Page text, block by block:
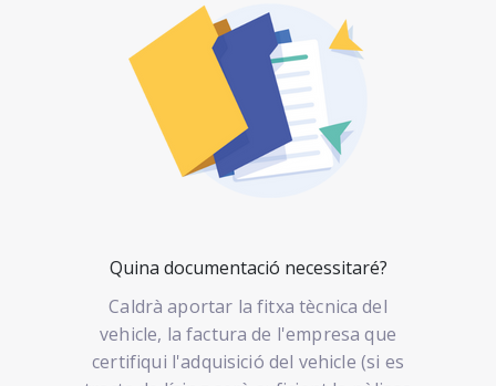
Quina documentació necessitaré?
Caldrà aportar la fitxa tècnica del
vehicle, la factura de l'empresa que
certifiqui l'adquisició del vehicle (si es